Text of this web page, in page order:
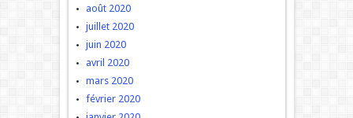
août 2020
juillet 2020
juin 2020
avril 2020
mars 2020
février 2020